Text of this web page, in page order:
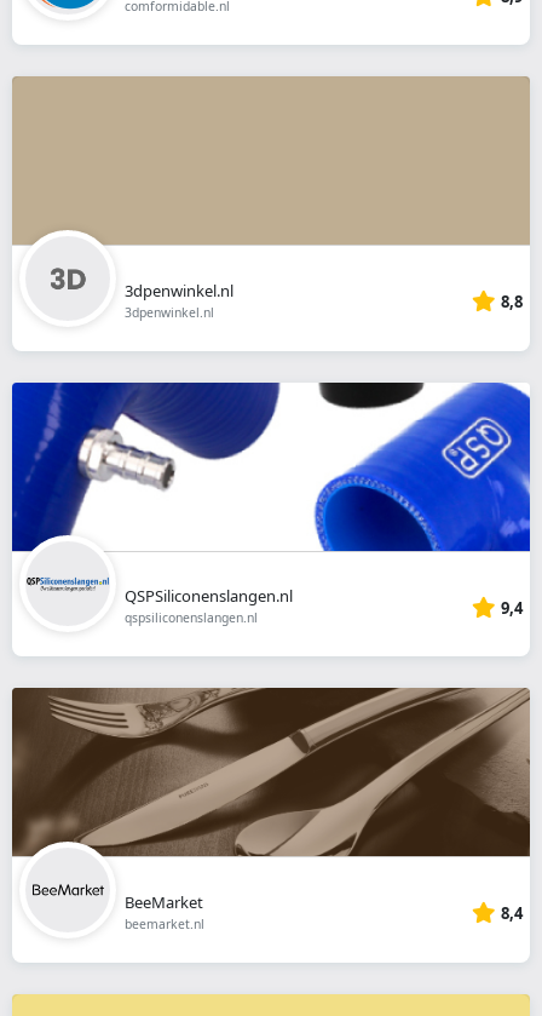
comformidable.nl
3dpenwinkel.nl
3dpenwinkel.nl 8,8
QSPSiliconenslangen.nl
qspsiliconenslangen.nl 9,4
BeeMarket
beemarket.nl 8,4